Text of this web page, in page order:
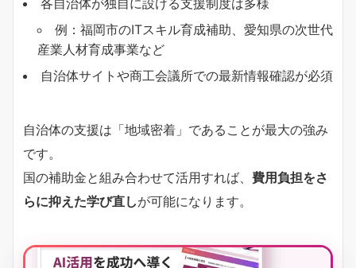
例：福岡市のITスキル育成補助、愛知県の次世代
産業人材育成事業など
自治体サイトや商工会議所での最新情報確認が必須
自治体の支援は「地域密着」であることが最大の強み
です。
国の補助金と組み合わせて活用すれば、 費用負担をさ
らに抑えた学び直しが可能になります。